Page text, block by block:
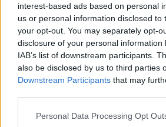
interest-based ads based on personal
us or personal information disclosed to
your opt-out. You may separately opt-
disclosure of your personal information
IAB’s list of downstream participants.
also be disclosed by us to third parties
Downstream Participants that may
Please note that this website/app uses
Personal Data Processing Opt
„A monacói pálya rendkívül
erőforrásaink pedig célzott
ahhoz, hogy alkalmazkodni